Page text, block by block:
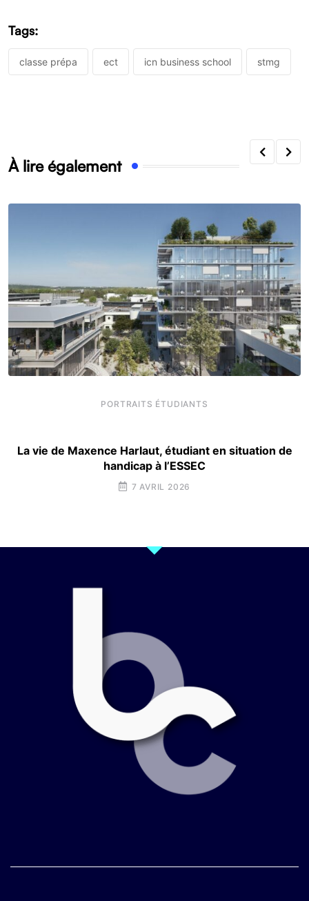
Tags:
classe prépa ect icn business school stmg
À lire également
PORTRAITS ÉTUDIANTS
La vie de Maxence Harlaut, étudiant en situation de
handicap à l’ESSEC
7 AVRIL 2026